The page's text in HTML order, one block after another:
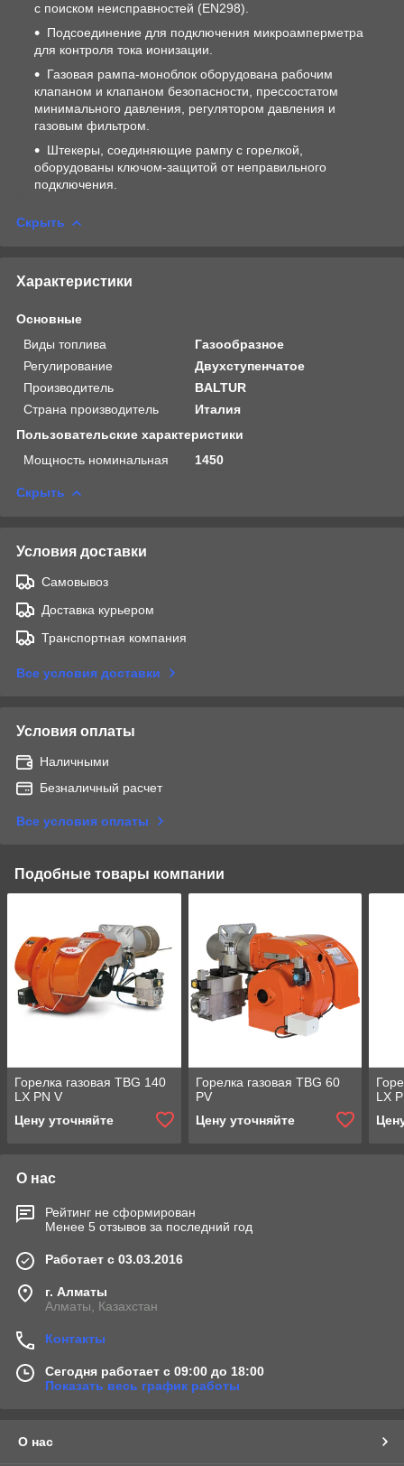
с поиском неисправностей (EN298).
Подсоединение для подключения микроамперметра
для контроля тока ионизации.
Газовая рампа-моноблок оборудована рабочим
клапаном и клапаном безопасности, прессостатом
минимального давления, регулятором давления и
газовым фильтром.
Штекеры, соединяющие рампу с горелкой,
оборудованы ключом-защитой от неправильного
подключения.
Скрыть
Характеристики
Основные
Виды топлива
Газообразное
Регулирование
Двухступенчатое
Производитель
BALTUR
Страна производитель
Италия
Пользовательские характеристики
Мощность номинальная
1450
Скрыть
Условия доставки
Самовывоз
Доставка курьером
Транспортная компания
Все условия доставки
Условия оплаты
Наличными
Безналичный расчет
Все условия оплаты
Подобные товары компании
Горелка газовая TBG 140
LX PN V
Цену уточняйте
Горелка газовая TBG 60
PV
Цену уточняйте
LX
О нас
Рейтинг не сформирован
Менее 5 отзывов за последний год
Работает с 03.03.2016
г. Алматы
Алматы, Казахстан
Контакты
Сегодня работает с 09:00 до 18:00
Показать весь график работы
О нас